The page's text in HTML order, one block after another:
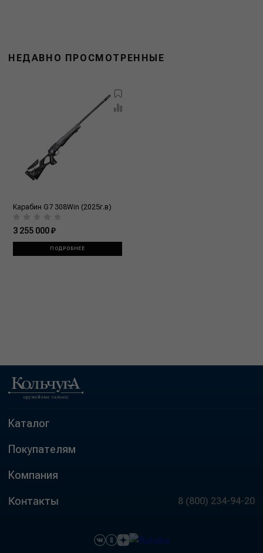
НЕДАВНО ПРОСМОТРЕННЫЕ
Карабин G7 308Win (2025г.в)
3 255 000 ₽
ПОДРОБНЕЕ
Каталог
Покупателям
Компания
Контакты 8 (800) 234-94-20